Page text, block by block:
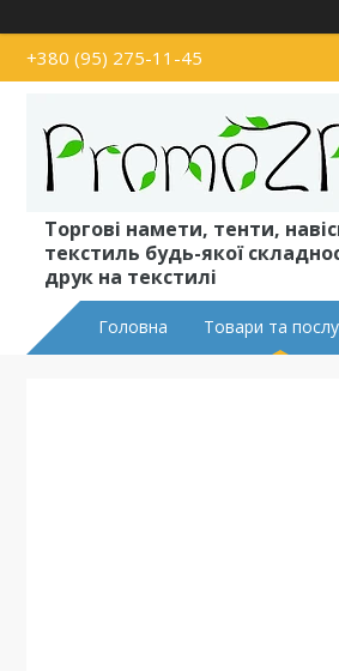
+380 (95) 275-11-45
Торгові намети, тенти,
текстиль будь-якої
друк на текстилі
Головна Товари та